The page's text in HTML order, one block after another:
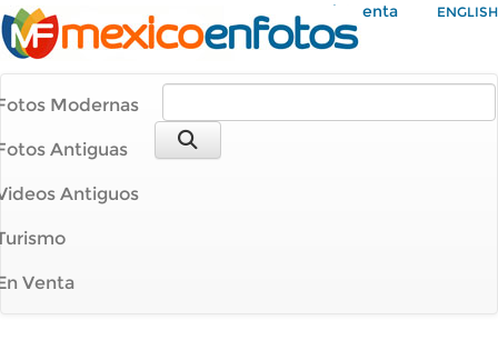
Mi Cuenta ENGLISH
Modernas
Antiguas
Antiguos
Venta